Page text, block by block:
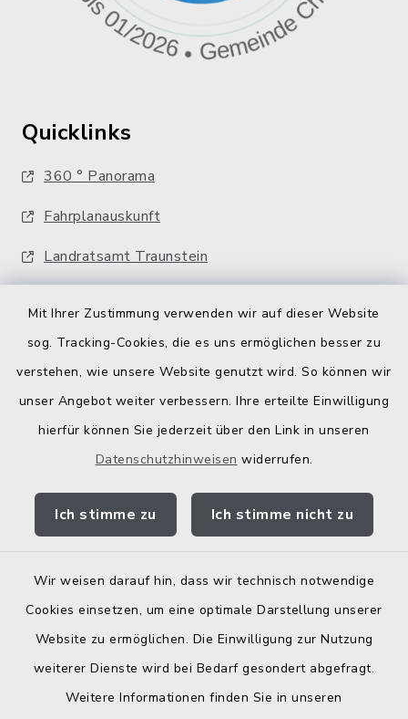
Mit Ihrer Zustimmung verwenden wir auf dieser Website
sog. Tracking-Cookies, die es uns ermöglichen besser zu
verstehen, wie unsere Website genutzt wird. So können wir
unser Angebot weiter verbessern. Ihre erteilte Einwilligung
hierfür können Sie jederzeit über den Link in unseren
Datenschutzhinweisen widerrufen.
Ich stimme zu Ich stimme nicht zu
Wir weisen darauf hin, dass wir technisch notwendige
Cookies einsetzen, um eine optimale Darstellung unserer
Website zu ermöglichen. Die Einwilligung zur Nutzung
weiterer Dienste wird bei Bedarf gesondert abgefragt.
Weitere Informationen finden Sie in unseren
Quicklinks
360 ° Panorama
Fahrplanauskunft
Landratsamt Traunstein
Bodenrichtwerte
Kontakt
Barrierefreiheit
Elektronische Zugangseröffnung
Impressum
Sitemap